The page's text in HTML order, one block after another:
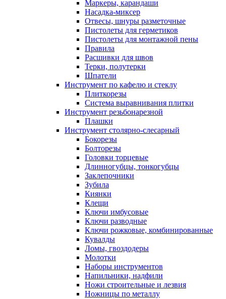
Маркеры, карандаши
Насадка-миксер
Отвесы, шнуры разметочные
Пистолеты для герметиков
Пистолеты для монтажной пены
Правила
Расшивки для швов
Терки, полутерки
Шпатели
Инструмент по кафелю и стеклу
Плиткорезы
Система выравнивания плитки
Инструмент резьбонарезной
Плашки
Инструмент столярно-слесарный
Бокорезы
Болторезы
Головки торцевые
Длинногубцы, тонкогубцы
Заклепочники
Зубила
Киянки
Клещи
Ключи имбусовые
Ключи разводные
Ключи рожковые, комбинированные
Кувалды
Ломы, гвоздодеры
Молотки
Наборы инструментов
Напильники, надфили
Ножи строительные и лезвия
Ножницы по металлу